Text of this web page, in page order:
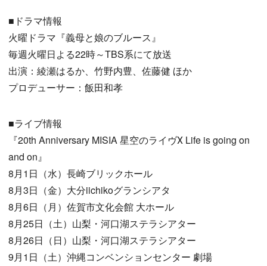
■ドラマ情報
火曜ドラマ『義母と娘のブルース』
毎週火曜日よる22時～TBS系にて放送
出演：綾瀬はるか、竹野内豊、佐藤健 ほか
プロデューサー：飯田和孝
■ライブ情報
『20th Anniversary MISIA 星空のライヴⅩ Life is going on
and on』
8月1日（水）長崎ブリックホール
8月3日（金）大分iichikoグランシアタ
8月6日（月）佐賀市文化会館 大ホール
8月25日（土）山梨・河口湖ステラシアター
8月26日（日）山梨・河口湖ステラシアター
9月1日（土）沖縄コンベンションセンター 劇場